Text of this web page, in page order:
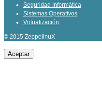
Seguridad Informática
Sistemas Operativos
Virtualización
© 2015 ZeppelinuX
Aceptar